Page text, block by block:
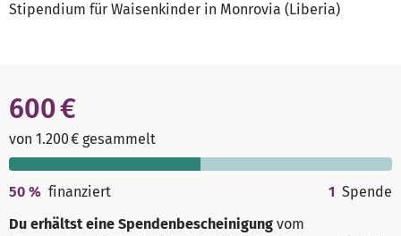
Stipendium für Waisenkinder in Monrovia (Liberia)
600 €
von 1.200 € gesammelt
50 % finanziert 1 Spende
Du erhältst eine Spendenbescheinigung vom